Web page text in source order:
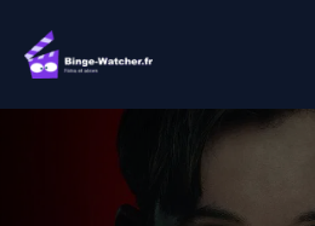
contenu